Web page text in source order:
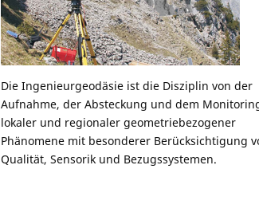
Die Ingenieurgeodäsie ist die Disziplin von der
Aufnahme, der Absteckung und dem
lokaler und regionaler geometriebezogener
Phänomene mit besonderer Berücksichtigung
Qualität, Sensorik und Bezugssystemen.